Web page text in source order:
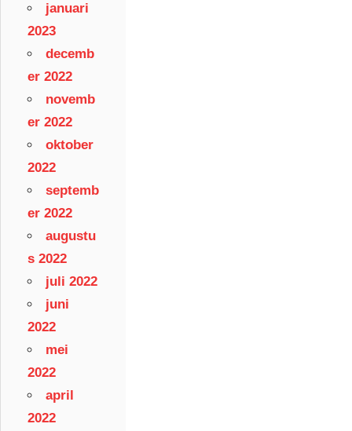
januari
2023
decemb
er 2022
novemb
er 2022
oktober
2022
septemb
er 2022
augustu
s 2022
juli 2022
juni
2022
mei
2022
april
2022